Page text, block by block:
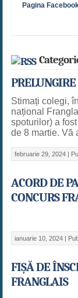
Pagina
Stimați colegi,
național
spoturilor) a
de 8 martie. Vă
februarie 29, 2024 |
ACORD DE
CONCURS
ianuarie 10, 2024 |
FIȘĂ DE
FRANGLAIS